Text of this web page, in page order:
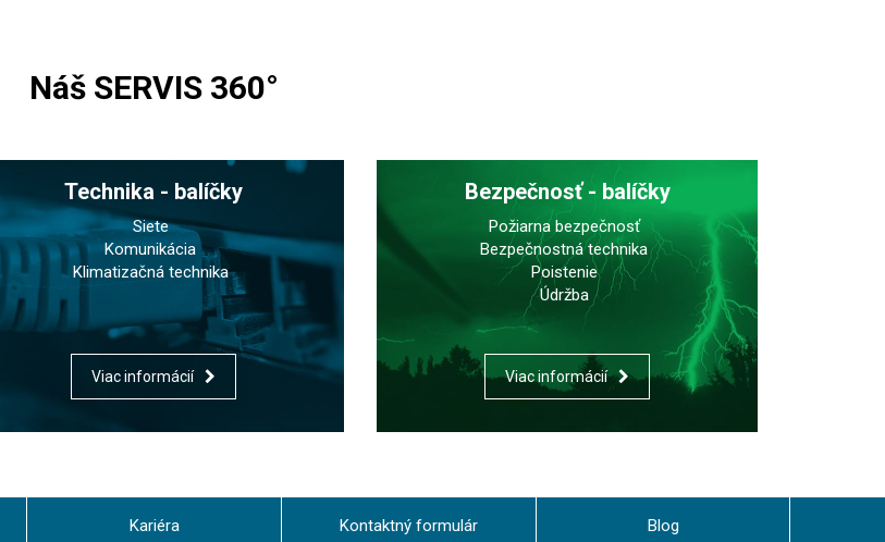
Náš SERVIS 360°
Technika - balíčky
Siete
Komunikácia
Klimatizačná technika
Viac informácií
Bezpečnosť - balíčky
Požiarna bezpečnosť
Bezpečnostná technika
Poistenie
Údržba
Viac informácií
Kariéra Kontaktný formulár Blog